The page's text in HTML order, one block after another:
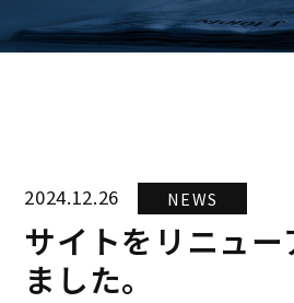
2024.12.26 NEWS
サイトをリニュー
ました。